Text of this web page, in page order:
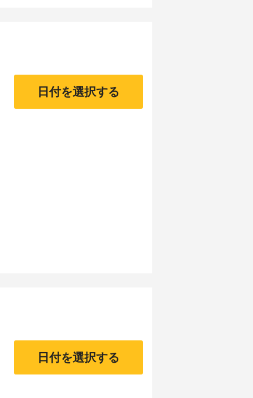
日付を選択する
日付を選択する